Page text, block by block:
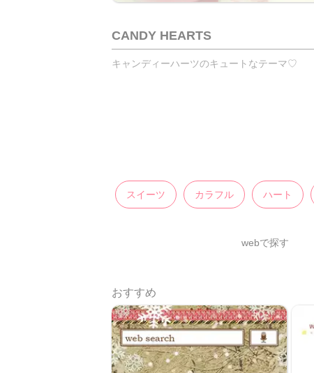
CANDY HEARTS
キャンディーハーツのキュートなテーマ♡
スイーツ カラフル ハート
webで探す
おすすめ